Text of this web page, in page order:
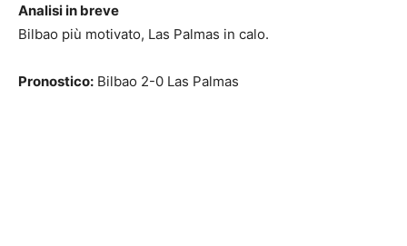
Analisi in breve
Bilbao più motivato, Las Palmas in calo.
Pronostico: Bilbao 2-0 Las Palmas